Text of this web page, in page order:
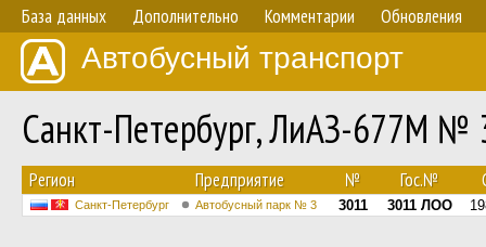
База данных Дополнительно Комментарии Обновления
Автобусный транспорт
Санкт-Петербург, ЛиАЗ-677М №
Регион Предприятие № Гос.№
Санкт-Петербург Автобусный парк № 3 3011 3011 ЛОО